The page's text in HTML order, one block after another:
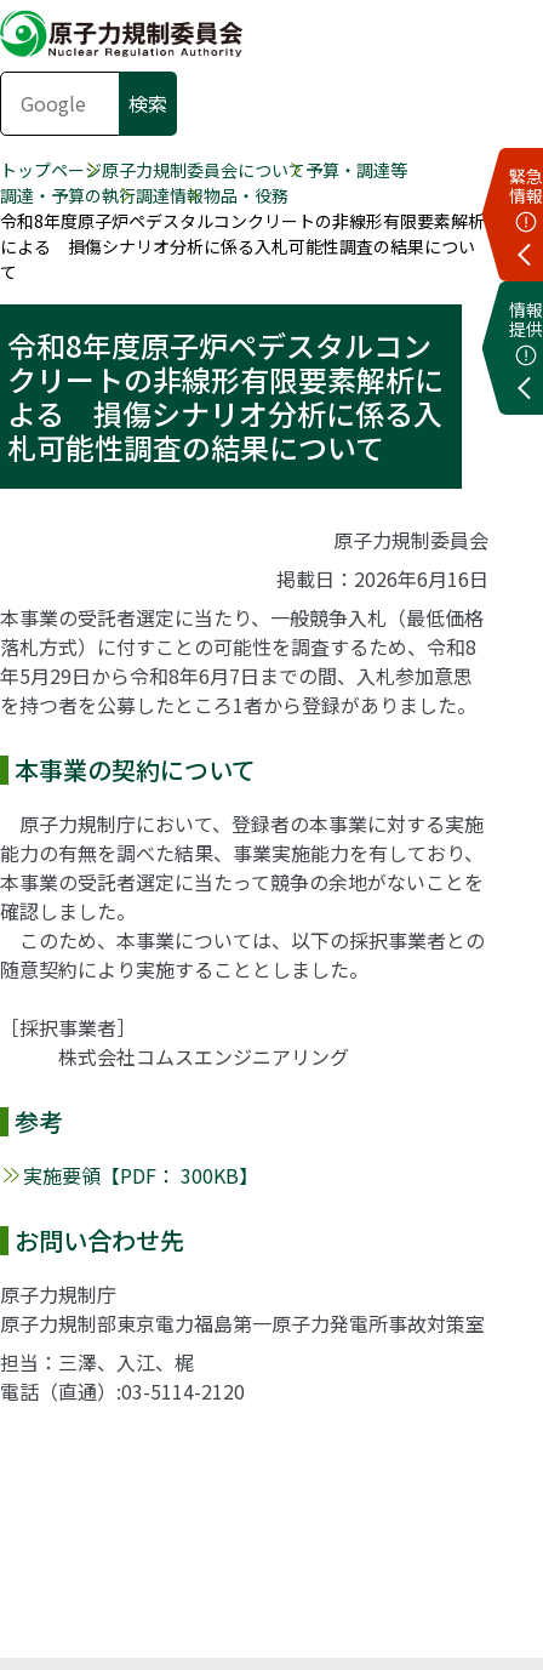
緊急
情報
情報
提供
トップページ原子力規制委員会について予算・調達等
調達・予算の執行調達情報物品・役務
令和8年度原子炉ペデスタルコンクリートの非線形有限要素解析
による 損傷シナリオ分析に係る入札可能性調査の結果につい
て
令和8年度原子炉ペデスタルコン
クリートの非線形有限要素解析に
よる 損傷シナリオ分析に係る入
札可能性調査の結果について
原子力規制委員会
掲載日：2026年6月16日
本事業の受託者選定に当たり、一般競争入札（最低価格
落札方式）に付すことの可能性を調査するため、令和8
年5月29日から令和8年6月7日までの間、入札参加意思
を持つ者を公募したところ1者から登録がありました。
本事業の契約について
原子力規制庁において、登録者の本事業に対する実施
能力の有無を調べた結果、事業実施能力を有しており、
本事業の受託者選定に当たって競争の余地がないことを
確認しました。
このため、本事業については、以下の採択事業者との
随意契約により実施することとしました。
［採択事業者］
株式会社コムスエンジニアリング
参考
実施要領【PDF： 300KB】
お問い合わせ先
原子力規制庁
原子力規制部東京電力福島第一原子力発電所事故対策室
担当：三澤、入江、梶
電話（直通）
03-5114-2120